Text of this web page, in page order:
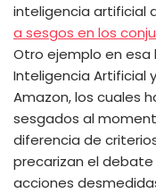
inteligencia artificial
a sesgos en los
Otro ejemplo en esa
Inteligencia Artificial
Amazon, los cuales
sesgados al
diferencia de
precarizan el debate
acciones